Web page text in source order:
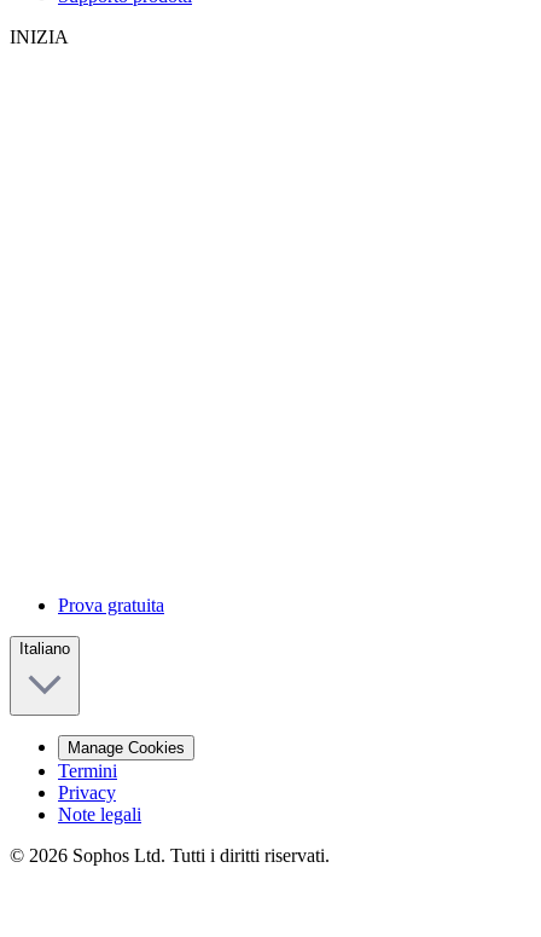
INIZIA
Prova gratuita
Italiano
Manage Cookies
Termini
Privacy
Note legali
© 2026 Sophos Ltd. Tutti i diritti riservati.